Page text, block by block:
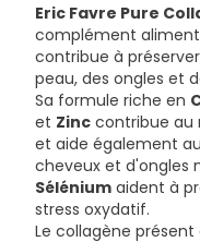
Eric Favre Pure
complément
contribue à
peau, des ongles et
Sa formule riche en
et Zinc contribue au
et aide également
cheveux et d'ongles
Sélénium aident à
stress oxydatif.
Le collagène présent